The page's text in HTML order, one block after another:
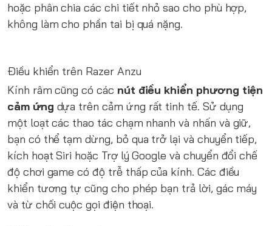
hoặc phân chia các chi tiết nhỏ sao cho phù hợp,
không làm cho phần tai bị quá nặng.
Điều khiển trên Razer Anzu
Kính râm cũng có các nút điều khiển phương tiện
cảm ứng dựa trên cảm ứng rất tinh tế. Sử dụng
một loạt các thao tác chạm nhanh và nhấn và giữ,
bạn có thể tạm dừng, bỏ qua trở lại và chuyển tiếp,
kích hoạt Siri hoặc Trợ lý Google và chuyển đổi chế
độ chơi game có độ trễ thấp của kính. Các điều
khiển tương tự cũng cho phép bạn trả lời, gác máy
và từ chối cuộc gọi điện thoại.